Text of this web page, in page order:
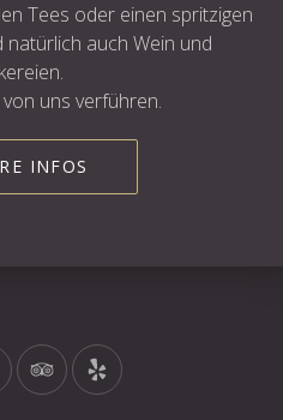
Tees oder einen spritzigen
natürlich auch Wein und
uns verführen.
INFOS
Fenster
Neues FensterNeues Fenster